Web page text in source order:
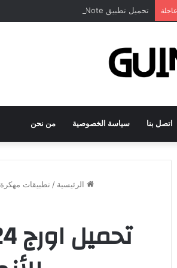
تحميل تطبيق DrawNote مهكر 2026 النسخة المدفوعة للأندرويد مجاناً
اتصل بنا سياسة الخصوصية من نحن
الرئيسية / تطبيقات مهكرة